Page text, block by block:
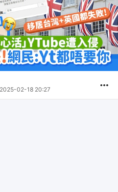
2025-02-18 20:27